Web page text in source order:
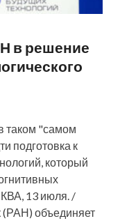
в решение
таком "самом
подготовка к
который
13 июля. /
(РАН) объединяет